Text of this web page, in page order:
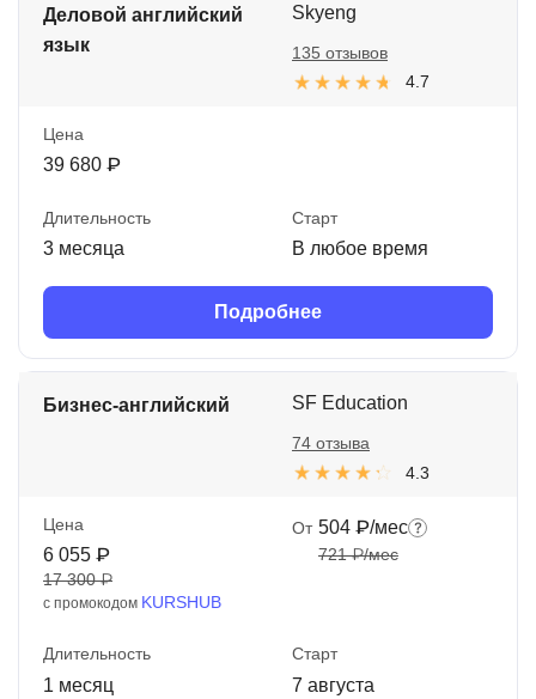
Деловой английский
язык
Skyeng
4.7
135 отзывов
Цена
39 680 ₽
Длительность
3 месяца
Старт
В любое время
Подробнее
Бизнес-английский SF Education
4.3
74 отзыва
Цена
6 055 ₽
17 300 ₽
с промокодом KURSHUB
От 504 ₽/мес
721 ₽/мес
Длительность
1 месяц
Старт
7 августа